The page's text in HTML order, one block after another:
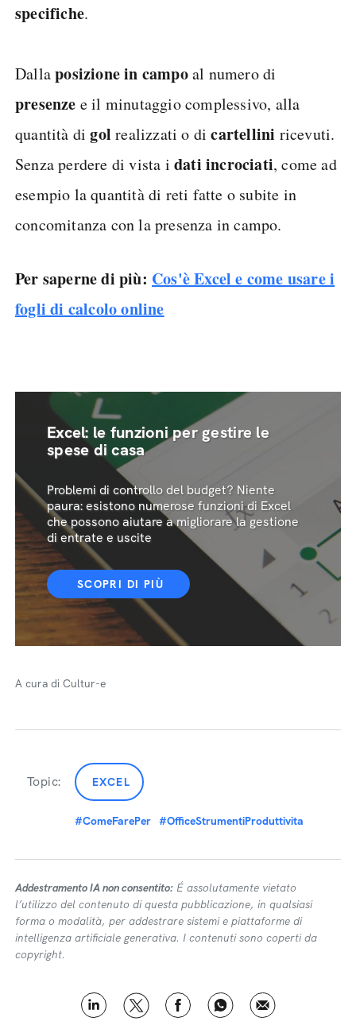
specifiche.
Dallaposizione in campoal numero di
presenze e il minutaggio complessivo, alla
quantità digol realizzati o dicartellini ricevuti.
Senza perdere di vista i dati incrociati, come ad
esempio la quantità di reti fatte o subite in
concomitanza con la presenza in campo.
Per saperne di più: Cos'è Excel e come usare i
fogli di calcolo online
Excel: le funzioni per gestire le
spese di casa
Problemi di controllo del budget? Niente
paura: esistono numerose funzioni di Excel
che possono aiutare a migliorare la gestione
di entrate e uscite
SCOPRI DI PIÙ
A cura di Cultur-e
Topic: EXCEL
#ComeFarePer #OfficeStrumentiProduttivita
Addestramento IA non consentito: É assolutamente vietato
l’utilizzo del contenuto di questa pubblicazione, in qualsiasi
forma o modalità, per addestrare sistemi e piattaforme di
intelligenza artificiale generativa. I contenuti sono coperti da
copyright.